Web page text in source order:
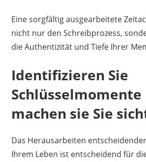
Eine sorgfältig ausgearbeitete
nicht nur den Schreibprozess,
die Authentizität und Tiefe Ihrer
Identifizieren Sie
Schlüsselmomente
machen sie Sie
Das Herausarbeiten
Ihrem Leben ist entscheidend für